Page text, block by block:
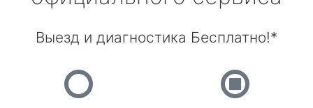
Выезд и диагностика Бесплатно!*